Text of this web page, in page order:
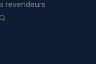
revendeurs